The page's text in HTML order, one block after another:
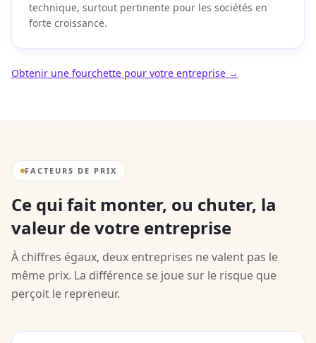
technique, surtout pertinente pour les sociétés en
forte croissance.
Obtenir une fourchette pour votre entreprise →
FACTEURS DE PRIX
Ce qui fait monter, ou chuter, la
valeur de votre entreprise
À chiffres égaux, deux entreprises ne valent pas le
même prix. La différence se joue sur le risque que
perçoit le repreneur.